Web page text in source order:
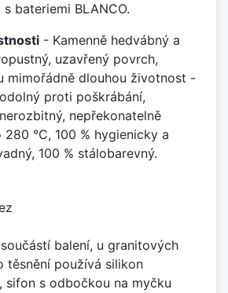
bateriemi BLANCO.
- Kamenně hedvábný a
uzavřený povrch,
mimořádně dlouhou životnost -
proti poškrábání,
nepřekonatelně
°C, 100 % hygienicky a
100 % stálobarevný.
balení, u granitových
těsnění používá silikon
sifon s odbočkou na myčku